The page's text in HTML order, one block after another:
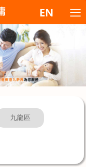
九龍區